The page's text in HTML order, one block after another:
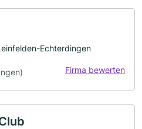
Echterdingen
Firma bewerten